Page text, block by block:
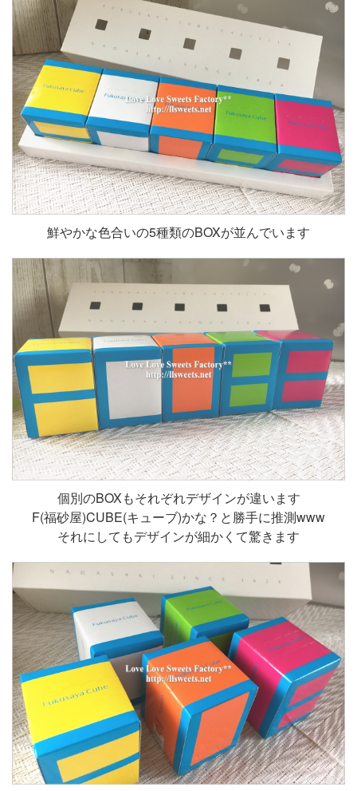
鮮やかな色合いの5種類のBOXが並んでいます
個別のBOXもそれぞれデザインが違います
F(福砂屋)CUBE(キューブ)かな？と勝手に推測www
それにしてもデザインが細かくて驚きます